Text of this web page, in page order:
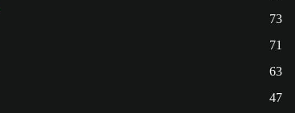
73
71
63
47